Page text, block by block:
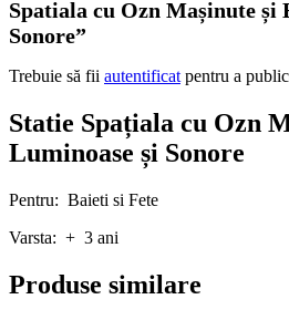
Spatiala cu Ozn Mașinute și
Sonore”
Trebuie să fii autentificat pentru a
Statie Spațiala cu Ozn
Luminoase și Sonore
Pentru: Baieti si Fete
Varsta: + 3 ani
Produse similare